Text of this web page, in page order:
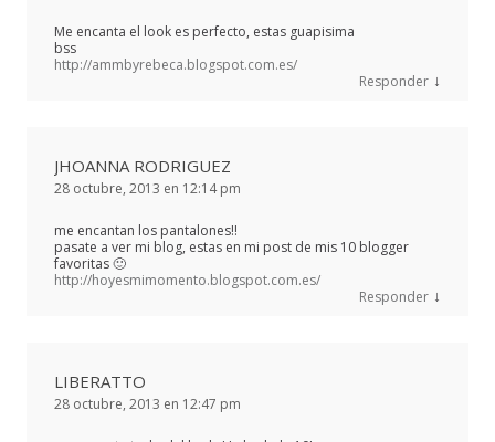
Me encanta el look es perfecto, estas guapisima
bss
http://ammbyrebeca.blogspot.com.es/
Responder ↓
JHOANNA RODRIGUEZ
28 octubre, 2013 en 12:14 pm
me encantan los pantalones!!
pasate a ver mi blog, estas en mi post de mis 10 blogger
favoritas 🙂
http://hoyesmimomento.blogspot.com.es/
Responder ↓
LIBERATTO
28 octubre, 2013 en 12:47 pm